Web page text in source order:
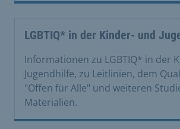
LGBTIQ* in der Kinder- und
Informationen zu LGBTIQ* in der
Jugendhilfe, zu Leitlinien, dem
"Offen für Alle" und weiteren
Materialien.